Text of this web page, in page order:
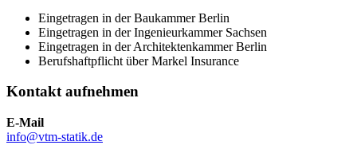
Eingetragen in der Baukammer Berlin
Eingetragen in der Ingenieurkammer Sachsen
Eingetragen in der Architektenkammer Berlin
Berufshaftpflicht über Markel Insurance
Kontakt aufnehmen
E-Mail
info@vtm-statik.de